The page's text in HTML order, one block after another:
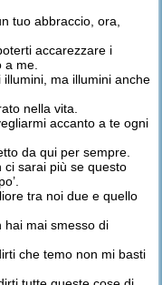
tuo abbraccio, ora,
accarezzare i
me.
ma illumini anche
nella vita.
accanto a te ogni
da qui per sempre.
sarai più se questo
tra noi due e quello
hai mai smesso di
che temo non mi basti